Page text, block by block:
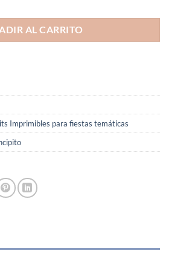
€.
AL CARRITO
Imprimibles para fiestas temáticas